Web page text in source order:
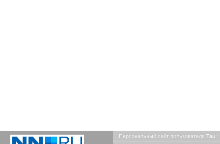
Персональный сайт пользователя Tau :